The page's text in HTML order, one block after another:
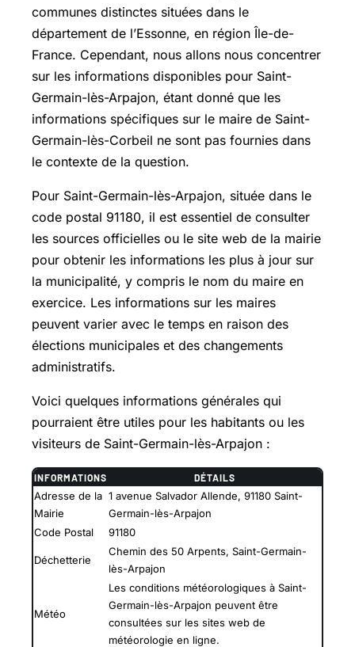
communes distinctes situées dans le
département de l’Essonne, en région Île-de-
France. Cependant, nous allons nous concentrer
sur les informations disponibles pour Saint-
Germain-lès-Arpajon, étant donné que les
informations spécifiques sur le maire de Saint-
Germain-lès-Corbeil ne sont pas fournies dans
le contexte de la question.
Pour Saint-Germain-lès-Arpajon, située dans le
code postal 91180, il est essentiel de consulter
les sources officielles ou le site web de la mairie
pour obtenir les informations les plus à jour sur
la municipalité, y compris le nom du maire en
exercice. Les informations sur les maires
peuvent varier avec le temps en raison des
élections municipales et des changements
administratifs.
Voici quelques informations générales qui
pourraient être utiles pour les habitants ou les
visiteurs de Saint-Germain-lès-Arpajon :
INFORMATIONS DÉTAILS
Adresse de la
Mairie
1 avenue Salvador Allende, 91180 Saint-
Germain-lès-Arpajon
Code Postal
91180
Déchetterie
Chemin des 50 Arpents, Saint-Germain-
lès-Arpajon
Météo
Les conditions météorologiques à Saint-
Germain-lès-Arpajon peuvent être
consultées sur les sites web de
météorologie en ligne.